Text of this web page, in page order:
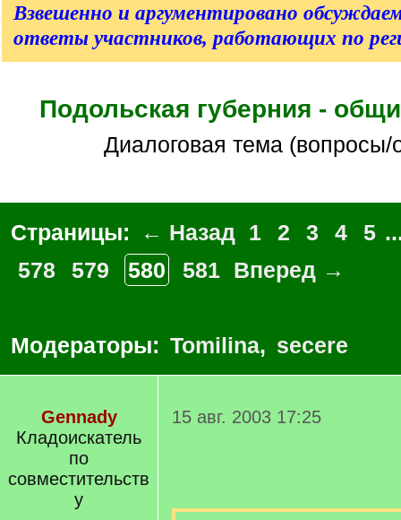
Взвешенно и аргументировано
ответы участников, работающих по
Подольская губерния -
Диалоговая тема (вопросы/
Страницы: ← Назад 1 2 3 4 5
578
579 580 581 Вперед →
Модераторы: Tomilina, secere
Gennady
Кладоискатель
по
совместительств
у
15 авг. 2003 17:25